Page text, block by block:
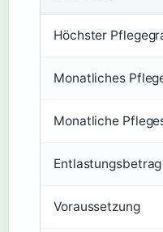
Höchster
Monatliches
Monatliche
Voraussetzung